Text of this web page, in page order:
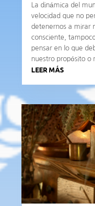
La dinámica del
velocidad que no
detenernos a mirar
consciente,
pensar en lo que
nuestro propósito o
LEER MÁS